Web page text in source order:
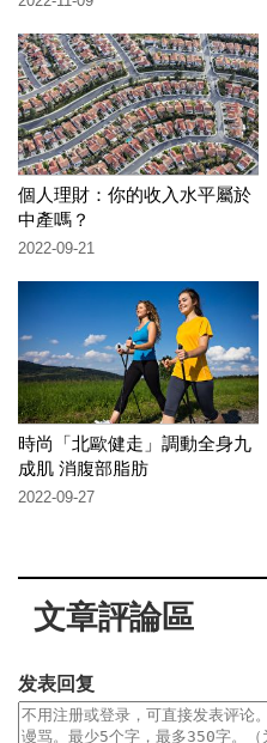
個人理財：你的收入水平屬於
中產嗎？
2022-09-21
時尚「北歐健走」調動全身九
成肌 消腹部脂肪
2022-09-27
文章評論區
发表回复